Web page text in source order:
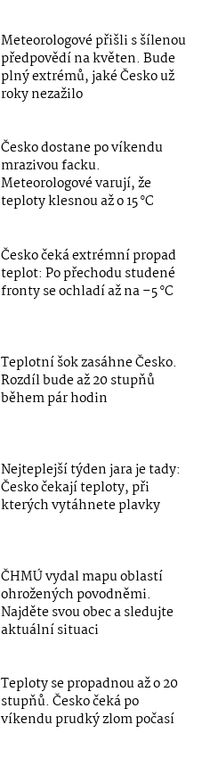
Meteorologové přišli s šílenou
předpovědí na květen. Bude
plný extrémů, jaké Česko už
roky nezažilo
Česko dostane po víkendu
mrazivou facku.
Meteorologové varují, že
teploty klesnou až o 15 °C
Česko čeká extrémní propad
teplot: Po přechodu studené
fronty se ochladí až na –5 °C
Teplotní šok zasáhne Česko.
Rozdíl bude až 20 stupňů
během pár hodin
Nejteplejší týden jara je tady:
Česko čekají teploty, při
kterých vytáhnete plavky
ČHMÚ vydal mapu oblastí
ohrožených povodněmi.
Najděte svou obec a sledujte
aktuální situaci
Teploty se propadnou až o 20
stupňů. Česko čeká po
víkendu prudký zlom počasí